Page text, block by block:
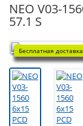
NEO V03-
57.1 S
Бесплатная доставка